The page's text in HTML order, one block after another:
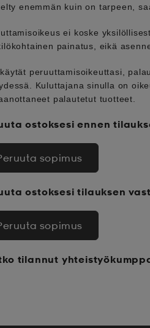
enemmän kuin on tarpeen,
ei koske
painatus, eikä
peruuttamisoikeuttasi,
Kuluttajana sinulla on
palautetut tuotteet.
ostoksesi ennen
sopimus
ostoksesi tilauksen
sopimus
tilannut